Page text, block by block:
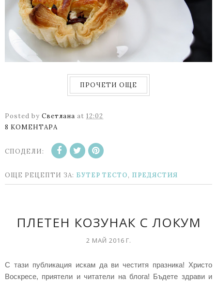
ПРОЧЕТИ ОЩЕ
Posted by Светлана at 12:02
8 КОМЕНТАРА
СПОДЕЛИ:
ОЩЕ РЕЦЕПТИ ЗА: БУТЕР ТЕСТО, ПРЕДЯСТИЯ
ПЛЕТЕН КОЗУНАК С ЛОКУМ
2 МАЙ 2016 Г.
С тази публикация искам да ви честитя празника! Христо
Воскресе, приятели и читатели на блога! Бъдете здрави и